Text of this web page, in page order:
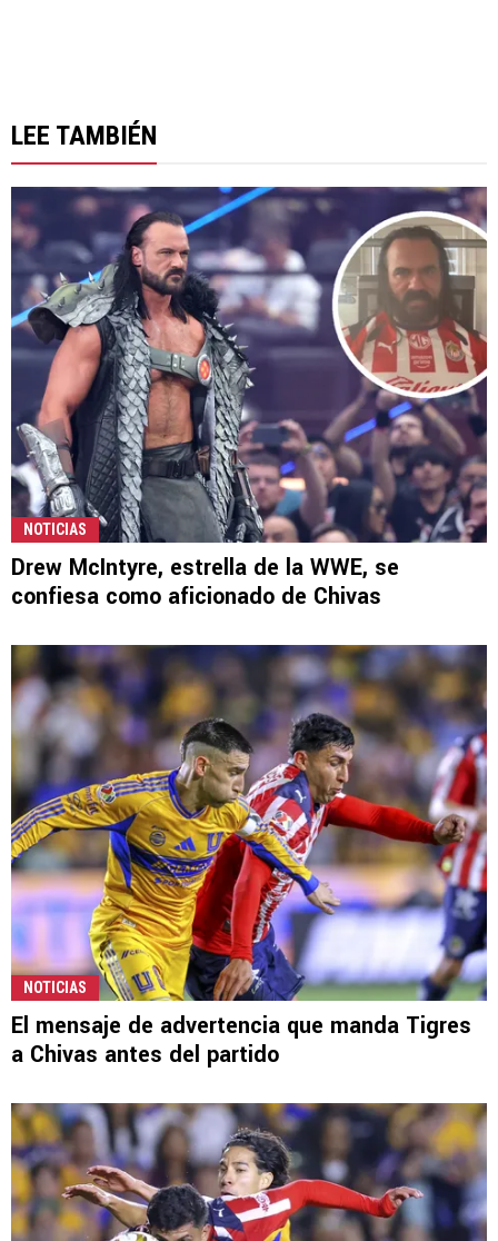
LEE TAMBIÉN
NOTICIAS
Drew McIntyre, estrella de la WWE, se
confiesa como aficionado de Chivas
NOTICIAS
El mensaje de advertencia que manda Tigres
a Chivas antes del partido